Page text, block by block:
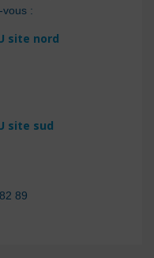
:
site nord
site sud
89